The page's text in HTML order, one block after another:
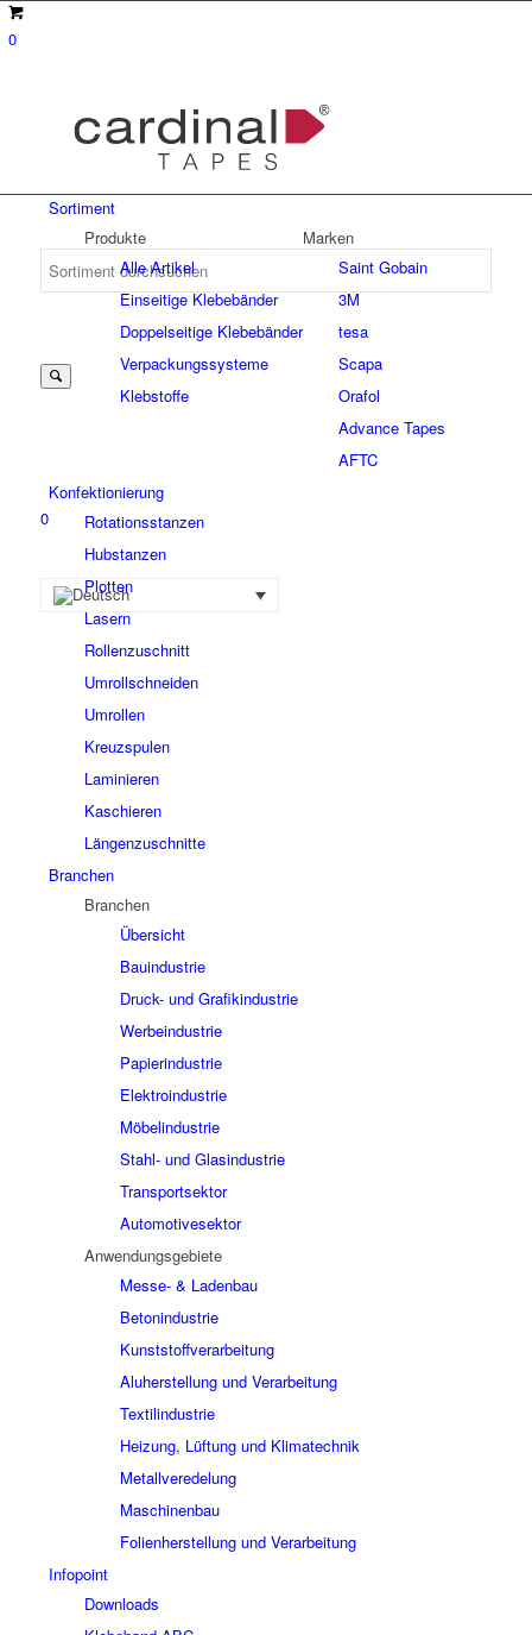
0
0
Sortiment
Produkte
Alle Artikel
Einseitige Klebebänder
Doppelseitige Klebebänder
Verpackungssysteme
Klebstoffe
Marken
Saint Gobain
3M
tesa
Scapa
Orafol
Advance Tapes
AFTC
Konfektionierung
Rotationsstanzen
Hubstanzen
Plotten
Lasern
Rollenzuschnitt
Umrollschneiden
Umrollen
Kreuzspulen
Laminieren
Kaschieren
Längenzuschnitte
Branchen
Branchen
Übersicht
Bauindustrie
Druck- und Grafikindustrie
Werbeindustrie
Papierindustrie
Elektroindustrie
Möbelindustrie
Stahl- und Glasindustrie
Transportsektor
Automotivesektor
Anwendungsgebiete
Messe- & Ladenbau
Betonindustrie
Kunststoffverarbeitung
Aluherstellung und Verarbeitung
Textilindustrie
Heizung, Lüftung und Klimatechnik
Metallveredelung
Maschinenbau
Folienherstellung und Verarbeitung
Infopoint
Downloads